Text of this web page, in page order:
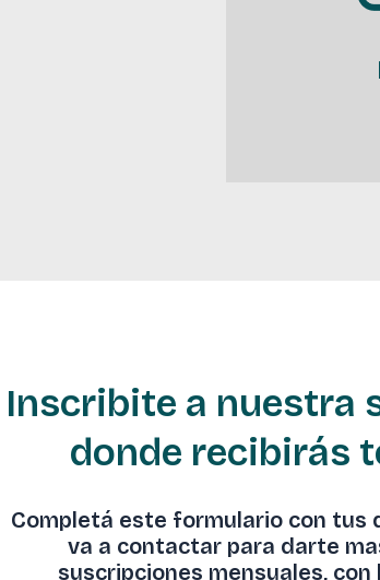
Inscribite a nuestra
donde recibirás
Completá este formulario con tus
va a contactar para darte
suscripciones mensuales,